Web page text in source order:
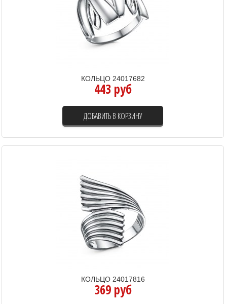
КОЛЬЦО 24017682
443 руб
ДОБАВИТЬ В КОРЗИНУ
КОЛЬЦО 24017816
369 руб